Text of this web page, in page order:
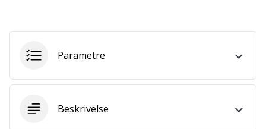
Parametre
Beskrivelse